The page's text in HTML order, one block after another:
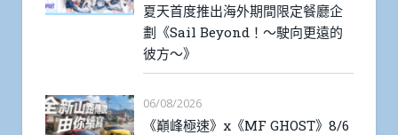
夏天首度推出海外期間限定餐廳企
劃《Sail Beyond！～駛向更遠的
彼方～》
06/08/2026
《巔峰極速》x《MF GHOST》8/6